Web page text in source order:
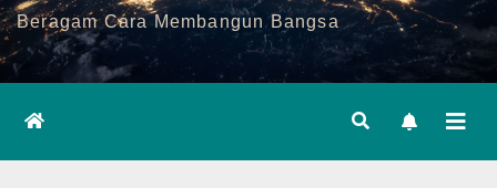
Beragam Cara Membangun Bangsa